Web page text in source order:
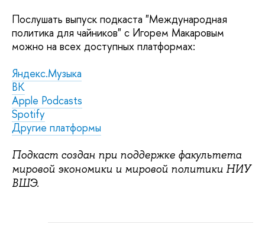
Послушать выпуск подкаста "Международная
политика для чайников" с Игорем Макаровым
можно на всех доступных платформах:
Яндекс.Музыка
ВК
Apple Podcasts
Spotify
Другие платформы
Подкаст создан при поддержке факультета
мировой экономики и мировой политики НИУ
ВШЭ.